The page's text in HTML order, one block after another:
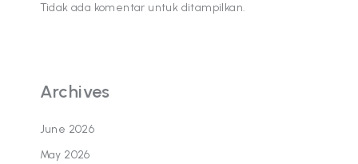
Tidak ada komentar untuk ditampilkan.
Archives
June 2026
May 2026